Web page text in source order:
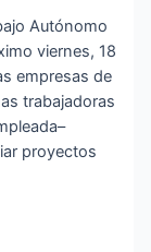
Autónomo
viernes, 18
empresas de
trabajadoras
proyectos